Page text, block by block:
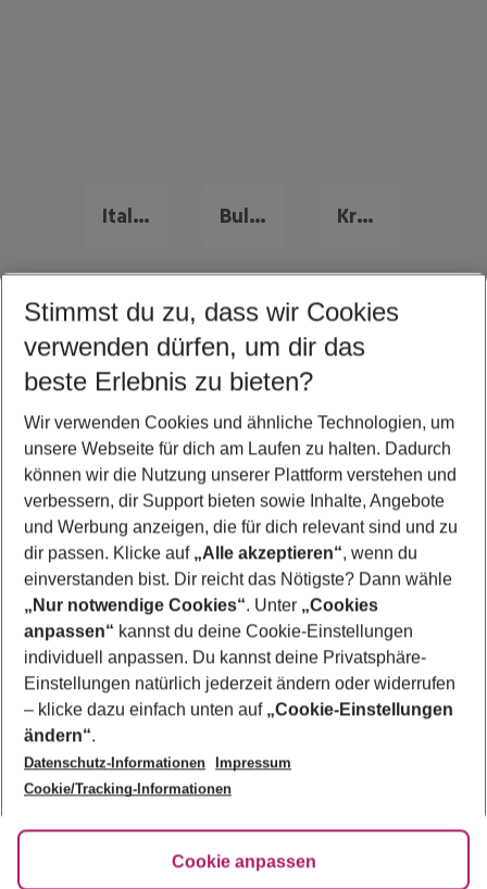
Italien Urlaub Bulgarien Urlaub Kreta Urlaub
Quicklinks
Pauschalreisen Porec
Flug & Hotel Porec
Familienurlaub Porec
Frübucher Angebote Porec für 2026
Last Minute Porec
Footer
Footer navigation
Über uns
AGB
Bestpreisgarantie
Cookie-Einstellungen ändern
Cookie-Richtlinie
Agenturbetreuung
Barrierefreies Reisen
HanseMerkur Reiseversicherung
Folge uns
Stimmst du zu, dass wir Cookies
verwenden dürfen, um dir das
beste Erlebnis zu bieten?
Wir verwenden Cookies und ähnliche Technologien, um
unsere Webseite für dich am Laufen zu halten. Dadurch
können wir die Nutzung unserer Plattform verstehen und
verbessern, dir Support bieten sowie Inhalte, Angebote
und Werbung anzeigen, die für dich relevant sind und zu
dir passen. Klicke auf „Alle akzeptieren“, wenn du
einverstanden bist. Dir reicht das Nötigste? Dann wähle
„Nur notwendige Cookies“. Unter „Cookies
anpassen“ kannst du deine Cookie-Einstellungen
individuell anpassen. Du kannst deine Privatsphäre-
Einstellungen natürlich jederzeit ändern oder widerrufen
– klicke dazu einfach unten auf „Cookie-Einstellungen
ändern“.
Datenschutz-Informationen
Impressum
Cookie/Tracking-Informationen
Cookie anpassen